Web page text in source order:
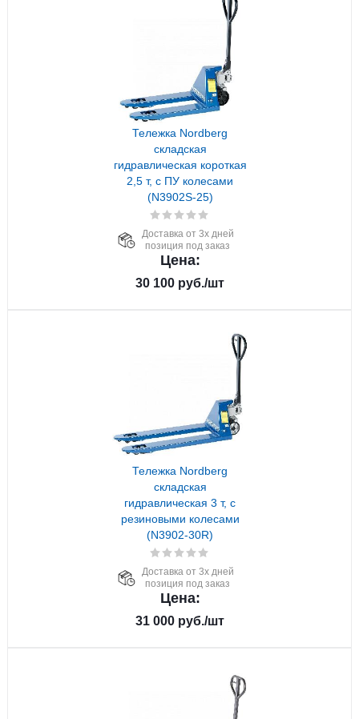
Тележка Nordberg
складская
гидравлическая короткая
2,5 т, с ПУ колесами
(N3902S-25)
Доставка от 3х дней
позиция под заказ
Цена:
30 100 руб./шт
Тележка Nordberg
складская
гидравлическая 3 т, с
резиновыми колесами
(N3902-30R)
Доставка от 3х дней
позиция под заказ
Цена:
31 000 руб./шт